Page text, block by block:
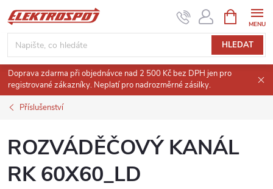
Přejít
na
obsah
HLEDAT
NÁKUPNÍ
KOŠÍK
Doprava zdarma při objednávce nad 2 500 Kč bez DPH jen pro
registrované zákazníky. Neplatí pro nadrozměrné zásilky.
Příslušenství
ROZVÁDĚČOVÝ KANÁL
RK 60X60_LD